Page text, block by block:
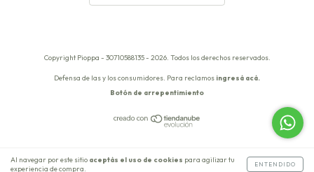
Al navegar por este sitio aceptás el uso de cookies para agilizar tu
experiencia de compra.
ENTENDIDO
Copyright Pioppa - 30710588135 - 2026. Todos los derechos reservados.
Defensa de las y los consumidores. Para reclamos ingresá acá.
Botón de arrepentimiento